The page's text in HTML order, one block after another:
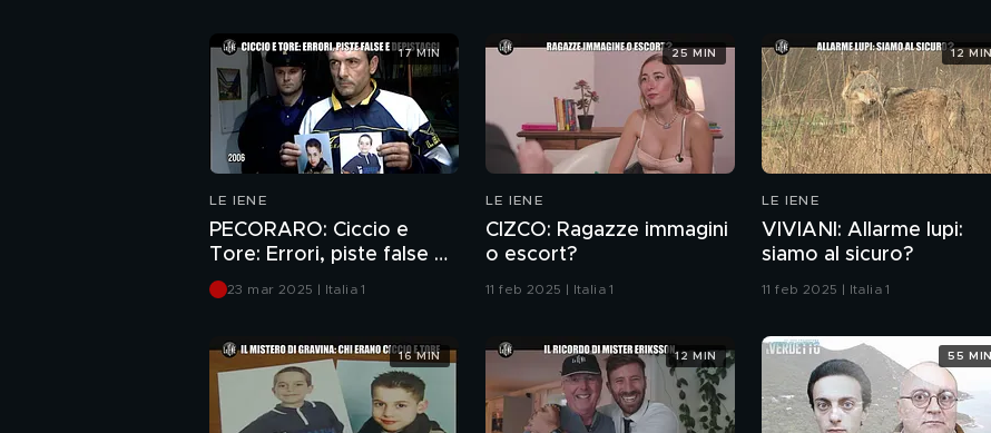
LE IENE
PECORARO: Ciccio e
Tore: Errori, piste false e
depistaggi
23 mar 2025 | Italia 1
17 MIN
LE IENE
CIZCO: Ragazze immagini
o escort?
11 feb 2025 | Italia 1
25 MIN
LE IENE
VIVIANI: Allarme lupi:
siamo al sicuro?
11 feb 2025 | Italia 1
12 MIN
16 MIN 12 MIN 55 MIN